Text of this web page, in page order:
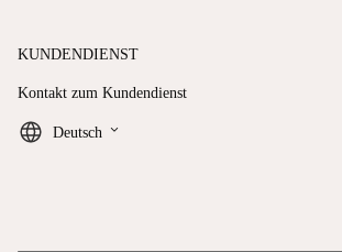
KUNDENDIENST
Kontakt zum Kundendienst
Deutsch keyboard_arrow_down